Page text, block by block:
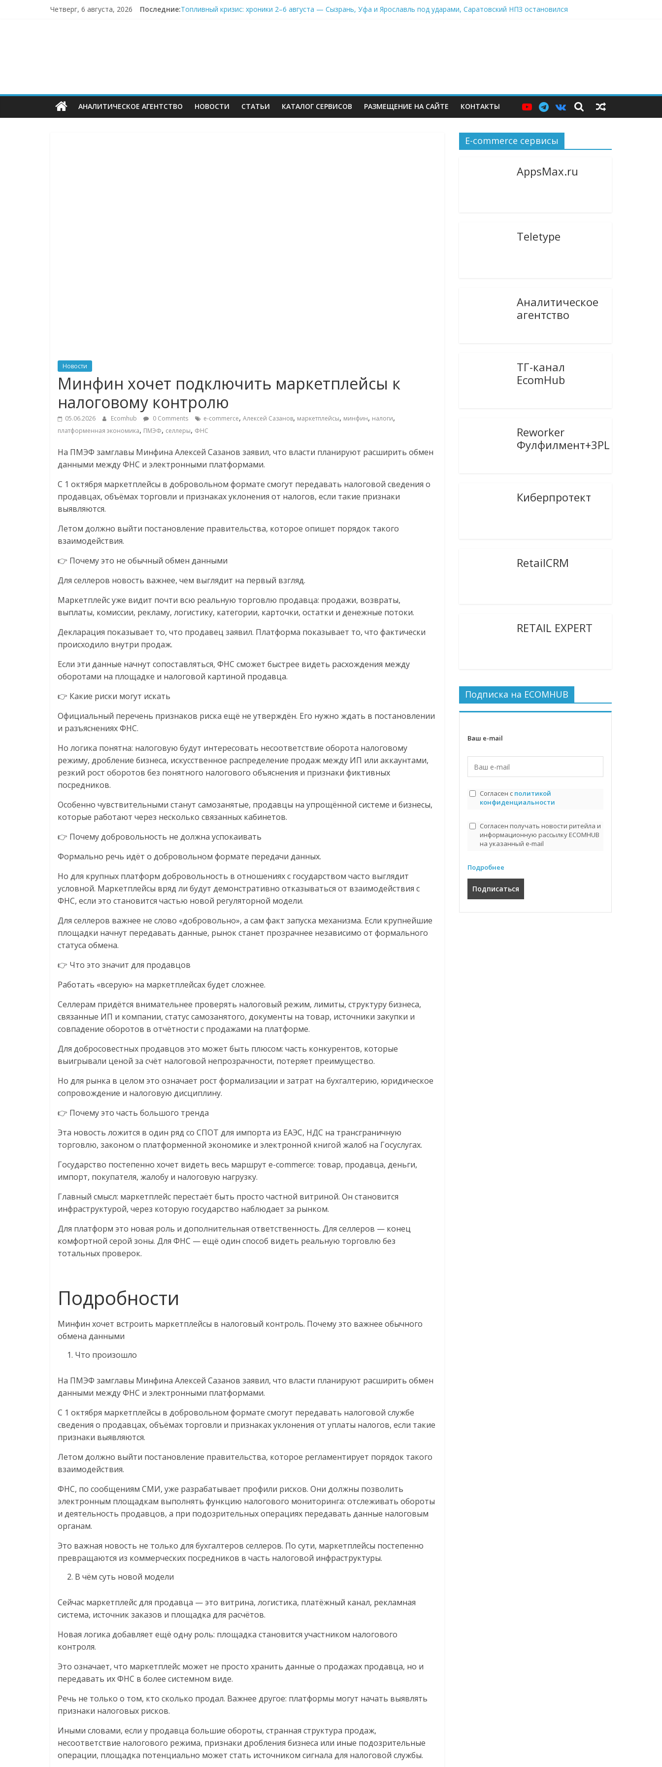
Четверг, 6 августа, 2026 Последние:Топливный кризис: хроники 2–6 августа — Сызрань, Уфа и Ярославль под ударами, Саратовский НПЗ остановился
о
E-
для
Commerce,
ритейле,
логистике,
технологиях,
соцсетях.
Нам
как
знать
как
Сеть
жизнь
людей
обсудить
эти
читателем.
АНАЛИТИЧЕСКОЕ АГЕНТСТВО НОВОСТИ СТАТЬИ КАТАЛОГ СЕРВИСОВ РАЗМЕЩЕНИЕ НА САЙТЕ КОНТАКТЫ
Новости
Минфин хочет подключить маркетплейсы к
налоговому контролю
05.06.2026 Ecomhub 0 Comments e-commerce, Алексей Сазанов, маркетплейсы, минфин, налоги,
платформенная экономика, ПМЭФ, селлеры, ФНС
На ПМЭФ замглавы Минфина Алексей Сазанов заявил, что власти планируют расширить обмен
данными между ФНС и электронными платформами.
С 1 октября маркетплейсы в добровольном формате смогут передавать налоговой сведения о
продавцах, объёмах торговли и признаках уклонения от налогов, если такие признаки
выявляются.
Летом должно выйти постановление правительства, которое опишет порядок такого
взаимодействия.
👉 Почему это не обычный обмен данными
Для селлеров новость важнее, чем выглядит на первый взгляд.
Маркетплейс уже видит почти всю реальную торговлю продавца: продажи, возвраты,
выплаты, комиссии, рекламу, логистику, категории, карточки, остатки и денежные потоки.
Декларация показывает то, что продавец заявил. Платформа показывает то, что фактически
происходило внутри продаж.
Если эти данные начнут сопоставляться, ФНС сможет быстрее видеть расхождения между
оборотами на площадке и налоговой картиной продавца.
👉 Какие риски могут искать
Официальный перечень признаков риска ещё не утверждён. Его нужно ждать в постановлении
и разъяснениях ФНС.
Но логика понятна: налоговую будут интересовать несоответствие оборота налоговому
режиму, дробление бизнеса, искусственное распределение продаж между ИП или аккаунтами,
резкий рост оборотов без понятного налогового объяснения и признаки фиктивных
посредников.
Особенно чувствительными станут самозанятые, продавцы на упрощённой системе и бизнесы,
которые работают через несколько связанных кабинетов.
👉 Почему добровольность не должна успокаивать
Формально речь идёт о добровольном формате передачи данных.
Но для крупных платформ добровольность в отношениях с государством часто выглядит
условной. Маркетплейсы вряд ли будут демонстративно отказываться от взаимодействия с
ФНС, если это становится частью новой регуляторной модели.
Для селлеров важнее не слово «добровольно», а сам факт запуска механизма. Если крупнейшие
площадки начнут передавать данные, рынок станет прозрачнее независимо от формального
статуса обмена.
👉 Что это значит для продавцов
Работать «всерую» на маркетплейсах будет сложнее.
Селлерам придётся внимательнее проверять налоговый режим, лимиты, структуру бизнеса,
связанные ИП и компании, статус самозанятого, документы на товар, источники закупки и
совпадение оборотов в отчётности с продажами на платформе.
Для добросовестных продавцов это может быть плюсом: часть конкурентов, которые
выигрывали ценой за счёт налоговой непрозрачности, потеряет преимущество.
Но для рынка в целом это означает рост формализации и затрат на бухгалтерию, юридическое
сопровождение и налоговую дисциплину.
👉 Почему это часть большого тренда
Эта новость ложится в один ряд со СПОТ для импорта из ЕАЭС, НДС на трансграничную
торговлю, законом о платформенной экономике и электронной книгой жалоб на Госуслугах.
Государство постепенно хочет видеть весь маршрут e-commerce: товар, продавца, деньги,
импорт, покупателя, жалобу и налоговую нагрузку.
Главный смысл: маркетплейс перестаёт быть просто частной витриной. Он становится
инфраструктурой, через которую государство наблюдает за рынком.
Для платформ это новая роль и дополнительная ответственность. Для селлеров — конец
комфортной серой зоны. Для ФНС — ещё один способ видеть реальную торговлю без
тотальных проверок.
Подробности
Минфин хочет встроить маркетплейсы в налоговый контроль. Почему это важнее обычного
обмена данными
Что произошло
На ПМЭФ замглавы Минфина Алексей Сазанов заявил, что власти планируют расширить обмен
данными между ФНС и электронными платформами.
С 1 октября маркетплейсы в добровольном формате смогут передавать налоговой службе
сведения о продавцах, объёмах торговли и признаках уклонения от уплаты налогов, если такие
признаки выявляются.
Летом должно выйти постановление правительства, которое регламентирует порядок такого
взаимодействия.
ФНС, по сообщениям СМИ, уже разрабатывает профили рисков. Они должны позволить
электронным площадкам выполнять функцию налогового мониторинга: отслеживать обороты
и деятельность продавцов, а при подозрительных операциях передавать данные налоговым
органам.
Это важная новость не только для бухгалтеров селлеров. По сути, маркетплейсы постепенно
превращаются из коммерческих посредников в часть налоговой инфраструктуры.
В чём суть новой модели
Сейчас маркетплейс для продавца — это витрина, логистика, платёжный канал, рекламная
система, источник заказов и площадка для расчётов.
Новая логика добавляет ещё одну роль: площадка становится участником налогового
контроля.
Это означает, что маркетплейс может не просто хранить данные о продажах продавца, но и
передавать их ФНС в более системном виде.
Речь не только о том, кто сколько продал. Важнее другое: платформы могут начать выявлять
признаки налоговых рисков.
Иными словами, если у продавца большие обороты, странная структура продаж,
несоответствие налогового режима, признаки дробления бизнеса или иные подозрительные
операции, площадка потенциально может стать источником сигнала для налоговой службы.
E-commerce сервисы
AppsMax.ru
Teletype
Аналитическое
агентство
ТГ-канал
EcomHub
Reworker
Фулфилмент+3PL
Киберпротект
RetailCRM
RETAIL EXPERT
Подписка на ECOMHUB
Ваш e-mail
Согласен с политикой
конфиденциальности
Согласен получать новости ритейла и
информационную рассылку ECOMHUB
на указанный e-mail
Подробнее